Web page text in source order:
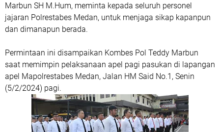
Marbun SH M.Hum, meminta kepada seluruh personel
jajaran Polrestabes Medan, untuk menjaga sikap kapanpun
dan dimanapun berada.
Permintaan ini disampaikan Kombes Pol Teddy Marbun
saat memimpin pelaksanaan apel pagi pasukan di lapangan
apel Mapolrestabes Medan, Jalan HM Said No.1, Senin
(5/2/2024) pagi.